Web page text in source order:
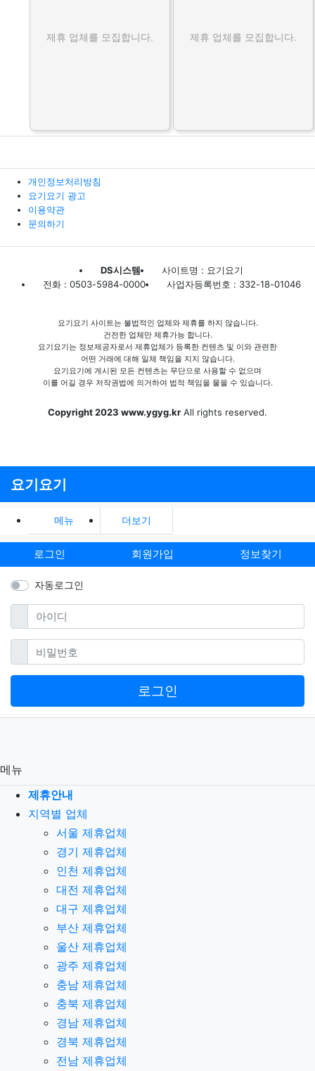
제휴 업체를 모집합니다. 제휴 업체를 모집합니다.
개인정보처리방침
요기요기 광고
이용약관
문의하기
DS시스템
사이트명 : 요기요기
전화 : 0503-5984-0000
사업자등록번호 : 332-18-01046
요기요기 사이트는 불법적인 업체와 제휴를 하지 않습니다.
건전한 업체만 제휴가능 합니다.
요기요기는 정보제공자로서 제휴업체가 등록한 컨텐츠 및 이와 관련한
어떤 거래에 대해 일체 책임을 지지 않습니다.
요기요기에 게시된 모든 컨텐츠는 무단으로 사용할 수 없으며
이를 어길 경우 저작권법에 의거하여 법적 책임을 물을 수 있습니다.
Copyright 2023 www.ygyg.kr All rights reserved.
요기요기
메뉴 더보기
로그인 회원가입 정보찾기
자동로그인
아이디필수
비밀번호필수
로그인
메뉴
제휴안내
지역별 업체
서울 제휴업체
경기 제휴업체
인천 제휴업체
대전 제휴업체
대구 제휴업체
부산 제휴업체
울산 제휴업체
광주 제휴업체
충남 제휴업체
충북 제휴업체
경남 제휴업체
경북 제휴업체
전남 제휴업체